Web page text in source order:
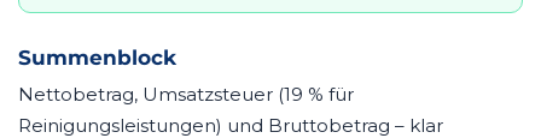
Summenblock
Nettobetrag, Umsatzsteuer (19 % für
Reinigungsleistungen) und Bruttobetrag – klar